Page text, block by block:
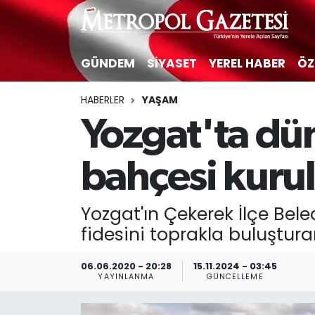
GÜNDEM SİYASET YEREL HABER
HABERLER YAŞAM
Yozgat'ta
bahçesi
Yozgat'ın Çekerek İlçe
fidesini toprakla
06.06.2020 - 20:28
YAYINLANMA
15.11.2024 - 03:45
GÜNCELLEME
Hava Durumu
Süper Lig Puan Durumu ve Fikstür
Tüm Manşetler
Son Dakika Haberleri
Haber Arşivi